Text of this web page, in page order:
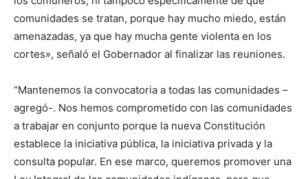
comunidades se tratan, porque hay mucho miedo, están
amenazadas, ya que hay mucha gente violenta en los
cortes», señaló el Gobernador al finalizar las reuniones.
“Mantenemos la convocatoria a todas las comunidades –
agregó-. Nos hemos comprometido con las comunidades
a trabajar en conjunto porque la nueva Constitución
establece la iniciativa pública, la iniciativa privada y la
consulta popular. En ese marco, queremos promover una